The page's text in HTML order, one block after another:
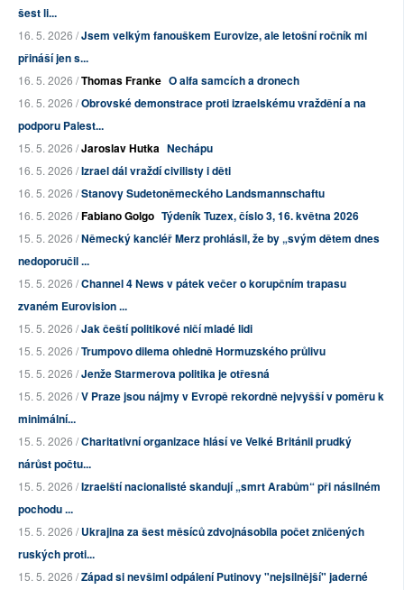
šest li...
16. 5. 2026 /Jsem velkým fanouškem Eurovize, ale letošní ročník mi
přináší jen s...
16. 5. 2026 /Thomas Franke O alfa samcích a dronech
16. 5. 2026 /Obrovské demonstrace proti izraelskému vraždění a na
podporu Palest...
15. 5. 2026 /Jaroslav Hutka Nechápu
16. 5. 2026 /Izrael dál vraždí civilisty i děti
16. 5. 2026 /Stanovy Sudetoněmeckého Landsmannschaftu
16. 5. 2026 /Fabiano Golgo Týdeník Tuzex, číslo 3, 16. května 2026
15. 5. 2026 /Německý kancléř Merz prohlásil, že by „svým dětem dnes
nedoporučil ...
15. 5. 2026 /Channel 4 News v pátek večer o korupčním trapasu
zvaném Eurovision ...
15. 5. 2026 /Jak čeští politikové ničí mladé lidi
15. 5. 2026 /Trumpovo dilema ohledně Hormuzského průlivu
15. 5. 2026 /Jenže Starmerova politika je otřesná
15. 5. 2026 /V Praze jsou nájmy v Evropě rekordně nejvyšší v poměru k
minimální...
15. 5. 2026 /Charitativní organizace hlásí ve Velké Británii prudký
nárůst počtu...
15. 5. 2026 /Izraelští nacionalisté skandují „smrt Arabům“ při násilném
pochodu ...
15. 5. 2026 /Ukrajina za šest měsíců zdvojnásobila počet zničených
ruských proti...
15. 5. 2026 /Západ si nevšiml odpálení Putinovy "nejsilnější" jaderné